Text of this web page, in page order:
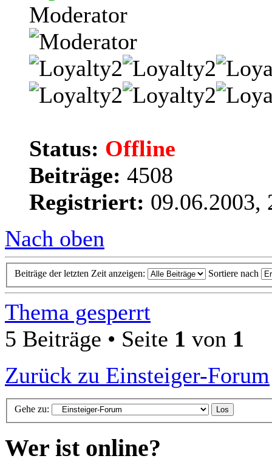
Moderator
Status: Offline
Beiträge: 4508
Registriert: 09.06.2003,
Nach oben
Beiträge der letzten Zeit anzeigen: Sortiere nach
Thema gesperrt
5 Beiträge • Seite 1 von 1
Zurück zu Einsteiger-Forum
Gehe zu:
Wer ist online?